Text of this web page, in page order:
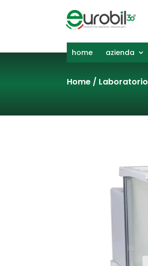
home azienda
Home / Laboratorio